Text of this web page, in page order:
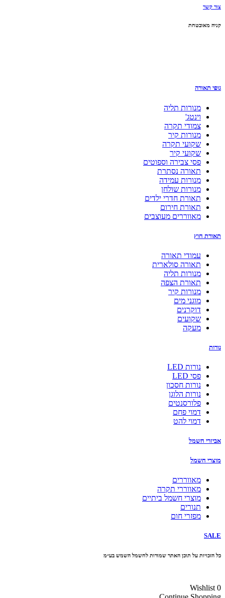
צור קשר
קניה מאובטחת
גופי תאורה
מנורות תליה
וינטג'
צמודי תקרה
מנורות קיר
שקועי תקרה
שקועי קיר
פסי צבירה וספוטים
תאורה נסתרת
מנורות עמידה
מנורות שולחן
תאורת חדרי ילדים
תאורת חירום
מאווררים מעוצבים
תאורת חוץ
עמודי תאורה
תאורה סולארית
מנורות תליה
תאורת הצפה
מנורות קיר
מוגני מים
דוקרנים
שקועים
מעקה
נורות
נורות LED
פסי LED
נורות חסכון
נורות הלוגן
פלורסנטים
דמוי פחם
דמוי להט
אביזרי חשמל
מוצרי חשמל
מאווררים
מאווררי תקרה
מוצרי חשמל ביתיים
תנורים
מפזרי חום
SALE
כל הזכויות על תוכן האתר שמורות לחשמל השמש בע״מ
Wishlist 0